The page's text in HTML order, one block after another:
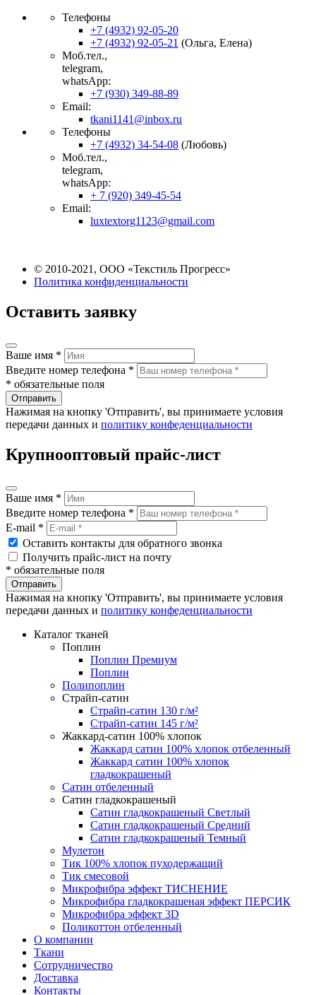
Телефоны
+7 (4932) 92-05-20
+7 (4932) 92-05-21 (Ольга, Елена)
Моб.тел.,
telegram,
whatsApp:
+7 (930) 349-88-89
Email:
tkani1141@inbox.ru
Телефоны
+7 (4932) 34-54-08 (Любовь)
Моб.тел.,
telegram,
whatsApp:
+ 7 (920) 349-45-54
Email:
luxtextorg1123@gmail.com
© 2010-2021, ООО «Текстиль Прогресс»
Политика конфиденциальности
Оставить заявку
Ваше имя *
Введите номер телефона *
* обязательные поля
Отправить
Нажимая на кнопку 'Отправить', вы принимаете условия
передачи данных и политику конфеденциальности
Крупнооптовый прайс-лист
Ваше имя *
Введите номер телефона *
E-mail *
Оставить контакты для обратного звонка
Получить прайс-лист на почту
* обязательные поля
Отправить
Нажимая на кнопку 'Отправить', вы принимаете условия
передачи данных и политику конфеденциальности
Каталог тканей
Поплин
Поплин Премиум
Поплин
Полипоплин
Страйп-сатин
Страйп-сатин 130 г/м²
Страйп-сатин 145 г/м²
Жаккард-сатин 100% хлопок
Жаккард сатин 100% хлопок отбеленный
Жаккард сатин 100% хлопок
гладкокрашеный
Сатин отбеленный
Сатин гладкокрашеный
Сатин гладкокрашеный Светлый
Сатин гладкокрашеный Средний
Сатин гладкокрашеный Темный
Мулетон
Тик 100% хлопок пуходержащий
Тик смесовой
Микрофибра эффект ТИСНЕНИЕ
Микрофибра гладкокрашеная эффект ПЕРСИК
Микрофибра эффект 3D
Поликоттон отбеленный
О компании
Ткани
Сотрудничество
Доставка
Контакты